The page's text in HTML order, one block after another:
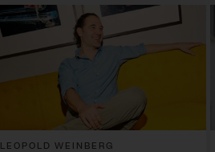
LEOPOLD WEINBERG